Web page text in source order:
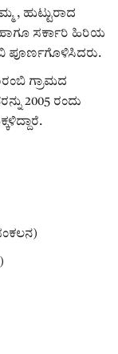
, ಹುಟ್ಟುರಾದ
ಸರ್ಕಾರಿ ಹಿರಿಯ
ಪೂರ್ಣಗೊಳಿಸಿದರು.
ಗ್ರಾಮದ
2005 ರಂದು